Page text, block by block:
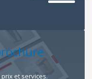
et services.